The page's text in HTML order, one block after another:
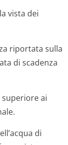
vista dei
riportata sulla
di scadenza
ai
di